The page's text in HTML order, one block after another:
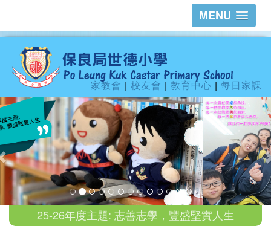
MENU
家教會 | 校友會 | 教育中心 | 每日家課
25-26年度主題: 志善志學，豐盛堅實人生